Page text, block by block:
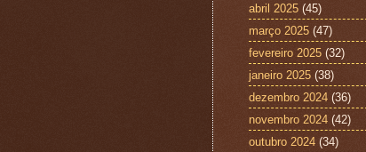
abril 2025 (45)
março 2025 (47)
fevereiro 2025 (32)
janeiro 2025 (38)
dezembro 2024 (36)
novembro 2024 (42)
outubro 2024 (34)